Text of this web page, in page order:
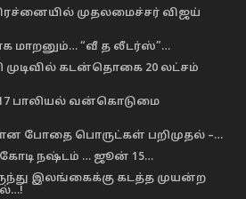
முதலமைச்சர் விஜய்
மாறனும்… “வீ த லீடர்ஸ்”…
கடன்தொகை 20 லட்சம்
17 பாலியல் வன்கொடுமை
போதை பொருட்கள் பறிமுதல் –…
கோடி நஷ்டம் … ஜூன் 15…
இலங்கைக்கு கடத்த முயன்ற